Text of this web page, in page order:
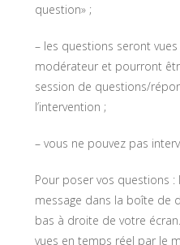
question» ;
– les questions seront
modérateur et pourront
session de questions/
l’intervention ;
– vous ne pouvez pas
Pour poser vos questions
message dans la boîte de
bas à droite de votre
vues en temps réel par le